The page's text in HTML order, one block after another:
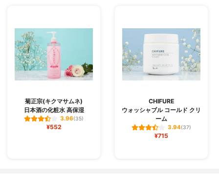
菊正宗(キクマサムネ)
日本酒の化粧水 高保湿
3.96(35)
¥552
CHIFURE
ウォッシャブル コールド クリ
ーム
3.94(37)
¥715